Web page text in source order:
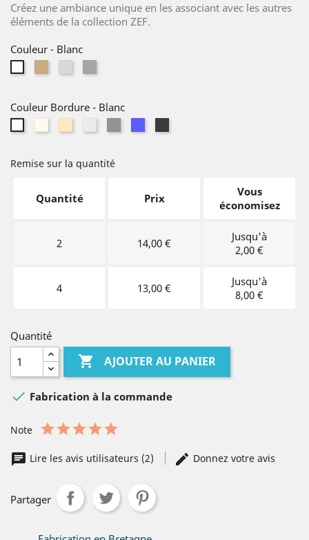
Créez une ambiance unique en les associant avec les autres
éléments de la collection ZEF.
Couleur - Blanc
Couleur Bordure - Blanc
Remise sur la quantité
Quantité Prix
Vous
économisez
2 14,00 €
Jusqu'à
2,00 €
4 13,00 €
Jusqu'à
8,00 €
Quantité
 AJOUTER AU PANIER
 Fabrication à la commande
Note
Lire les avis utilisateurs (2) Donnez votre avis
Partager